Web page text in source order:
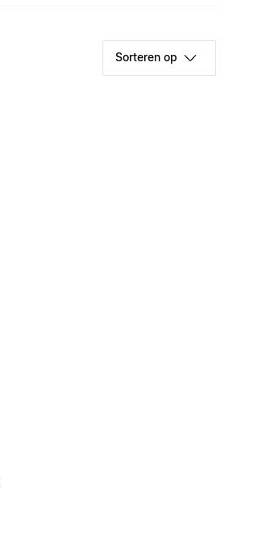
Sorteren op